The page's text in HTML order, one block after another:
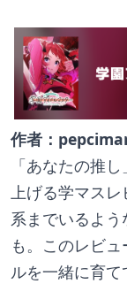
作者：
「あなたの推
上げる学マス
系までいるよ
も。このレビ
ルを一緒に育て